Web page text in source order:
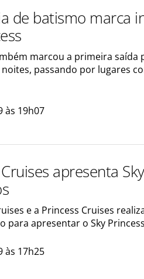
de batismo marca
marcou a primeira saída
passando por lugares
às 19h07
apresenta
e a Princess Cruises
para apresentar o Sky
às 17h25